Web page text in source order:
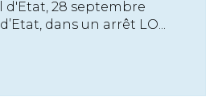
d'Etat, 28 septembre
dans un arrêt LO...